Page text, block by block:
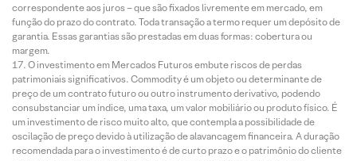
correspondente aos juros – que são fixados livremente em mercado, em
função do prazo do contrato. Toda transação a termo requer um depósito de
garantia. Essas garantias são prestadas em duas formas: cobertura ou
margem.
O investimento em Mercados Futuros embute riscos de perdas
patrimoniais significativos. Commodity é um objeto ou determinante de
preço de um contrato futuro ou outro instrumento derivativo, podendo
consubstanciar um índice, uma taxa, um valor mobiliário ou produto físico. É
um investimento de risco muito alto, que contempla a possibilidade de
oscilação de preço devido à utilização de alavancagem financeira. A duração
recomendada para o investimento é de curto prazo e o patrimônio do cliente